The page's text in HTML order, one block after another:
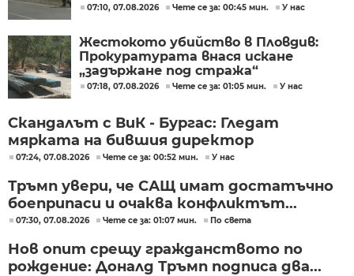
07:10, 07.08.2026 Чете се за: 00:45 мин. У нас
Жестокото убийство в Пловдив:
Прокуратурата внася искане
„задържане под стража“
07:18, 07.08.2026 Чете се за: 01:05 мин. У нас
Скандалът с ВиК - Бургас: Гледат
мярката на бившия директор
07:24, 07.08.2026 Чете се за: 00:52 мин. У нас
Тръмп увери, че САЩ имат достатъчно
боеприпаси и очаква конфликтът...
07:30, 07.08.2026 Чете се за: 01:07 мин. По света
Нов опит срещу гражданството по
рождение: Доналд Тръмп подписа два...